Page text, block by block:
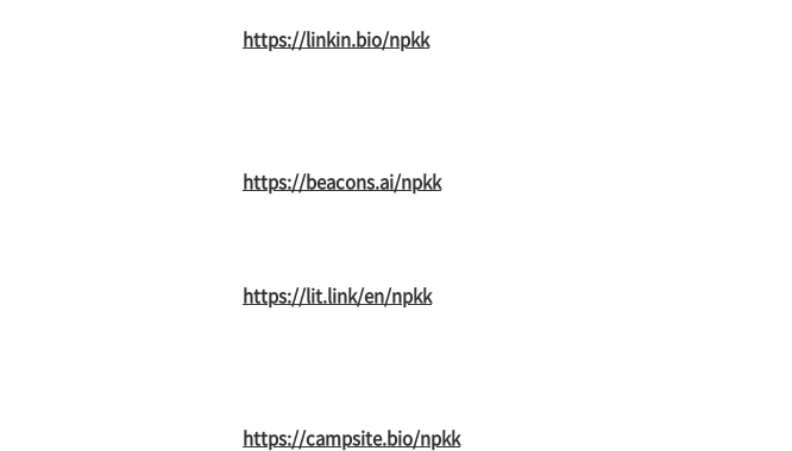
https://linkin.bio/npkk
https://beacons.ai/npkk
https://lit.link/en/npkk
https://campsite.bio/npkk